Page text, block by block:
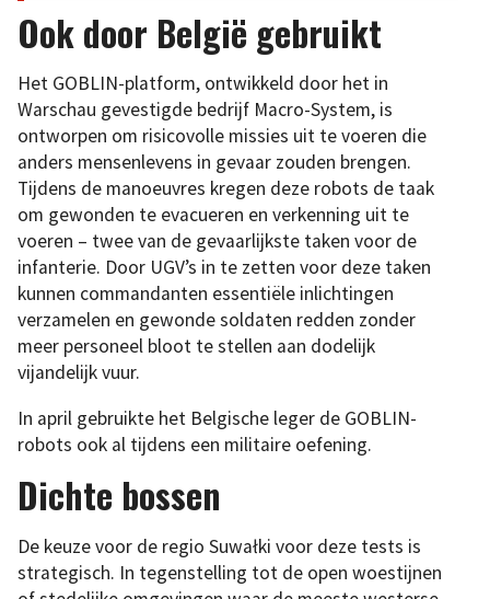
Ook door België gebruikt
Het GOBLIN-platform, ontwikkeld door het in
Warschau gevestigde bedrijf Macro-System, is
ontworpen om risicovolle missies uit te voeren die
anders mensenlevens in gevaar zouden brengen.
Tijdens de manoeuvres kregen deze robots de taak
om gewonden te evacueren en verkenning uit te
voeren – twee van de gevaarlijkste taken voor de
infanterie. Door UGV’s in te zetten voor deze taken
kunnen commandanten essentiële inlichtingen
verzamelen en gewonde soldaten redden zonder
meer personeel bloot te stellen aan dodelijk
vijandelijk vuur.
In april gebruikte het Belgische leger de GOBLIN-
robots ook al tijdens een militaire oefening.
Dichte bossen
De keuze voor de regio Suwałki voor deze tests is
strategisch. In tegenstelling tot de open woestijnen